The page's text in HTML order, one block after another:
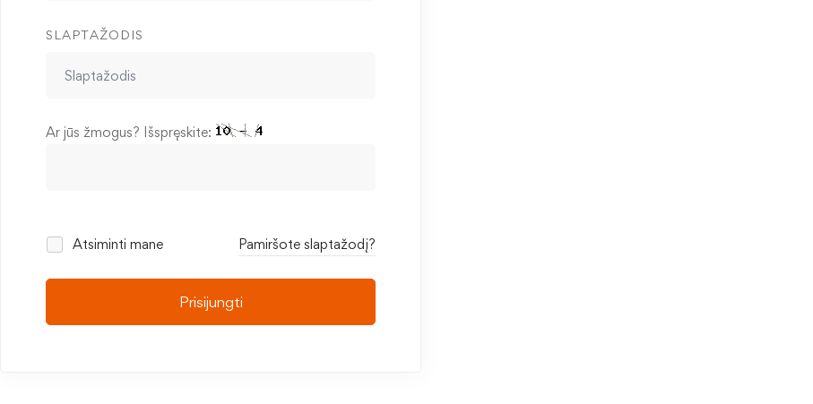
SLAPTAŽODIS
Ar jūs žmogus? Išspręskite:
Atsiminti mane Pamiršote slaptažodį?
Prisijungti